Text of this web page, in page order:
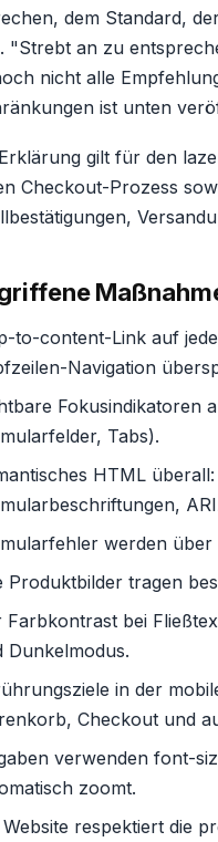
dem Standard,
"Strebt an zu
nicht alle
ist unten
gilt für den
Checkout-Prozess
to-content-Link auf
Navigation
Fokusindikatoren
Tabs).
HTML
werden
Produktbilder tragen
Farbkontrast bei
Dunkelmodus.
in der
Checkout und
verwenden font-
zoomt.
Website respektiert die